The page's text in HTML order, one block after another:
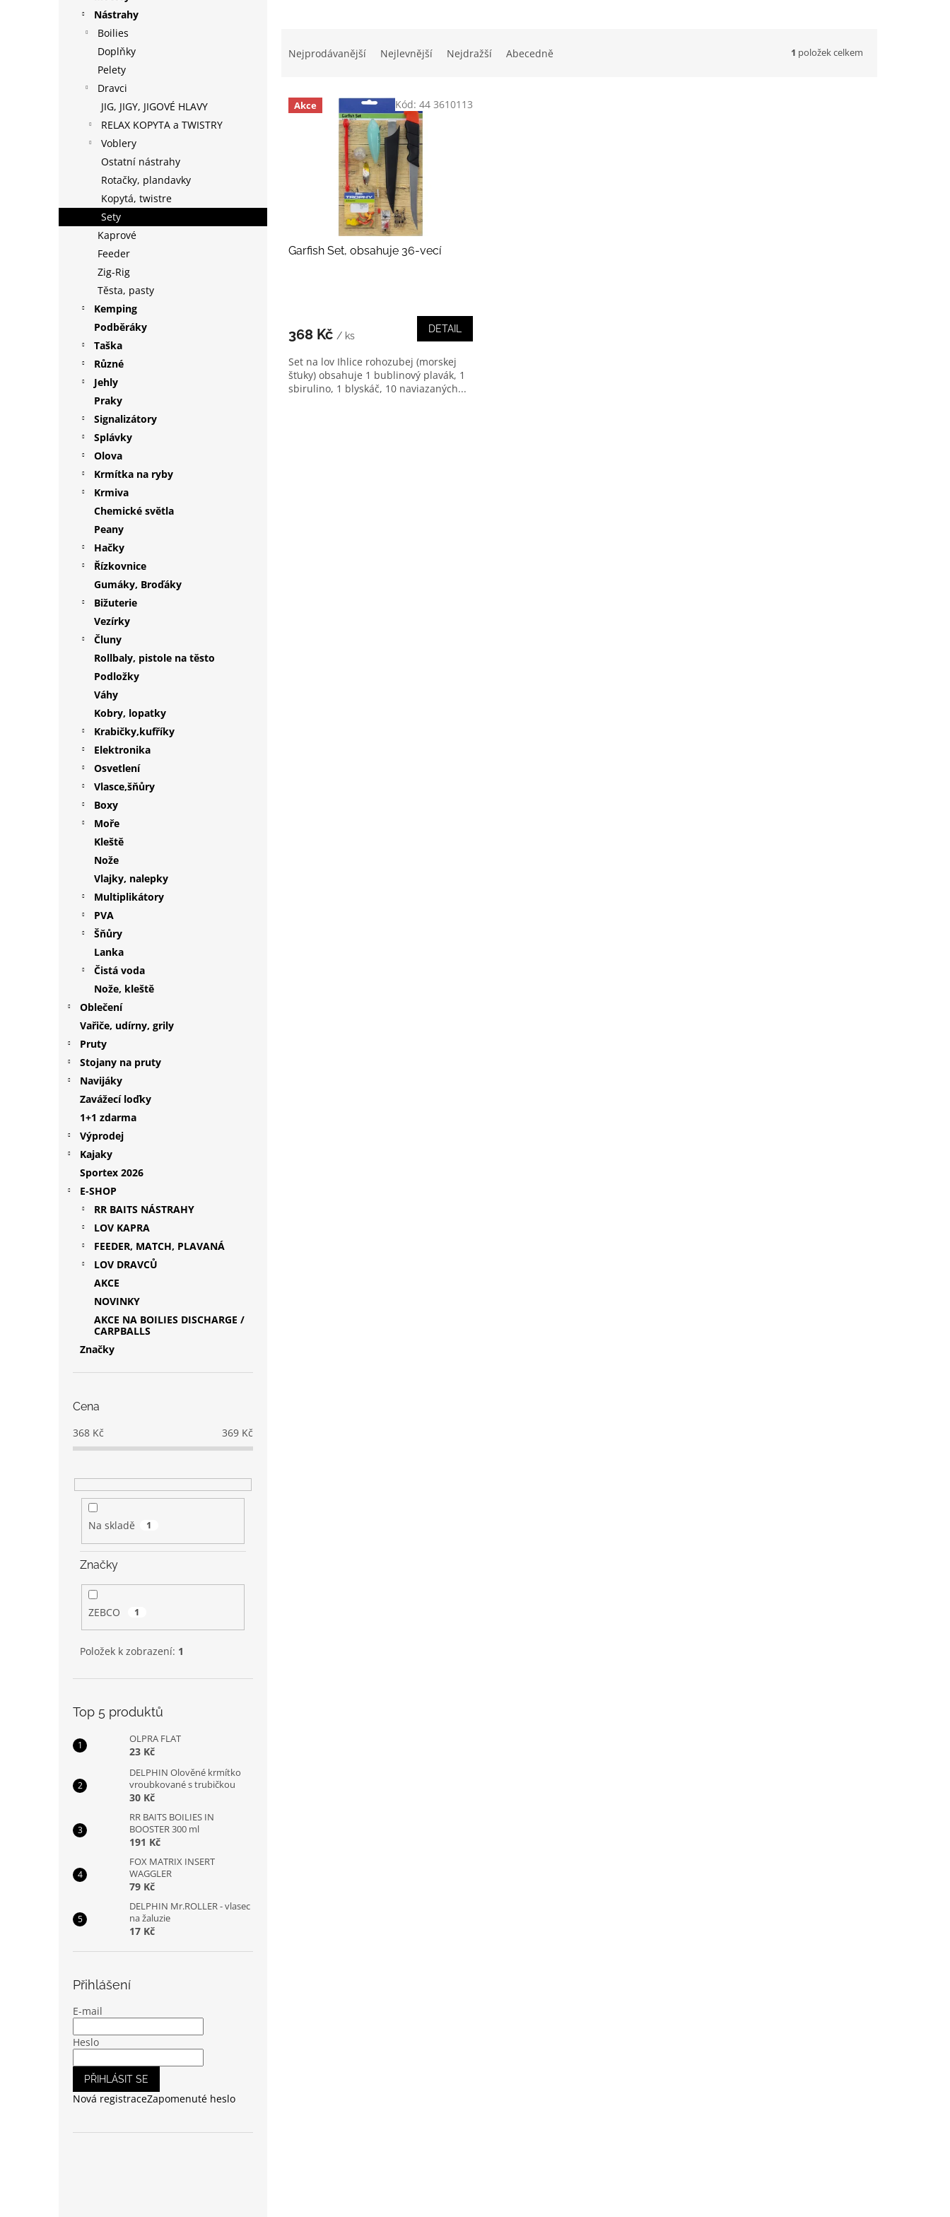
Nástrahy
Boilies
Doplňky
Pelety
Dravci
JIG, JIGY, JIGOVÉ HLAVY
RELAX KOPYTA a TWISTRY
Voblery
Ostatní nástrahy
Rotačky, plandavky
Kopytá, twistre
Sety
Kaprové
Feeder
Zig-Rig
Těsta, pasty
Kemping
Podběráky
Taška
Různé
Jehly
Praky
Signalizátory
Splávky
Olova
Krmítka na ryby
Krmiva
Chemické světla
Peany
Hačky
Řízkovnice
Gumáky, Broďáky
Bižuterie
Vezírky
Čluny
Rollbaly, pistole na těsto
Podložky
Váhy
Kobry, lopatky
Krabičky,kufříky
Elektronika
Osvetlení
Vlasce,šňůry
Boxy
Moře
Kleště
Nože
Vlajky, nalepky
Multiplikátory
PVA
Šňůry
Lanka
Čistá voda
Nože, kleště
Oblečení
Vařiče, udírny, grily
Pruty
Stojany na pruty
Navijáky
Zavážecí loďky
1+1 zdarma
Výprodej
Kajaky
Sportex 2026
E-SHOP
RR BAITS NÁSTRAHY
LOV KAPRA
FEEDER, MATCH, PLAVANÁ
LOV DRAVCŮ
AKCE
NOVINKY
AKCE NA BOILIES DISCHARGE /
CARPBALLS
Značky
Cena
368 Kč 369 Kč
Na skladě 1
Značky
ZEBCO 1
Položek k zobrazení: 1
Top 5 produktů
OLPRA FLAT
23 Kč
DELPHIN Olověné krmítko
vroubkované s trubičkou
30 Kč
RR BAITS BOILIES IN
BOOSTER 300 ml
191 Kč
FOX MATRIX INSERT
WAGGLER
79 Kč
DELPHIN Mr.ROLLER - vlasec
na žaluzie
17 Kč
Přihlášení
E-mail
Heslo
PŘIHLÁSIT SE
Nová registraceZapomenuté heslo
n
Nejprodávanější Nejlevnější Nejdražší Abecedně 1 položek celkem
V Akce
Garfish Set, obsahuje 36-vecí
368 Kč / ks
DETAIL
Set na lov Ihlice rohozubej (morskej
šťuky) obsahuje 1 bublinový plavák, 1
sbirulino, 1 blyskáč, 10 naviazaných...
Kód: 44 3610113